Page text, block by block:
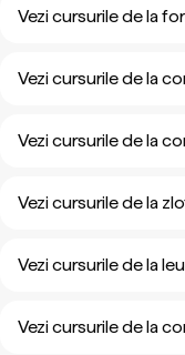
Vezi cursurile de la
Vezi cursurile de la
Vezi cursurile de la
Vezi cursurile de la
Vezi cursurile de la
Vezi cursurile de la